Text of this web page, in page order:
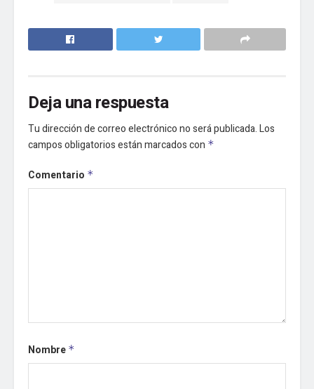
Deja una respuesta
Tu dirección de correo electrónico no será publicada.Los
campos obligatorios están marcados con *
Comentario *
Nombre *